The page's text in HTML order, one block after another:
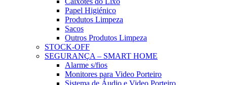
Papel Higiénico
Produtos Limpeza
Sacos
Outros Produtos Limpeza
STOCK-OFF
SEGURANÇA – SMART HOME
Alarme s/fios
Monitores para Video Porteiro
Sistema de Áudio e Video Porteiro